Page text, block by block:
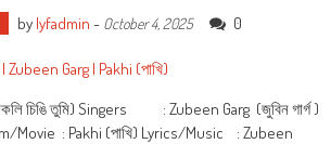
by lyfadmin - October 4, 2025 0
চিঙি তুমি) Singers : Zubeen Garg (জুবিন গাৰ্গ )
Movie : Pakhi (পাখি) Lyrics/Music : Zubeen